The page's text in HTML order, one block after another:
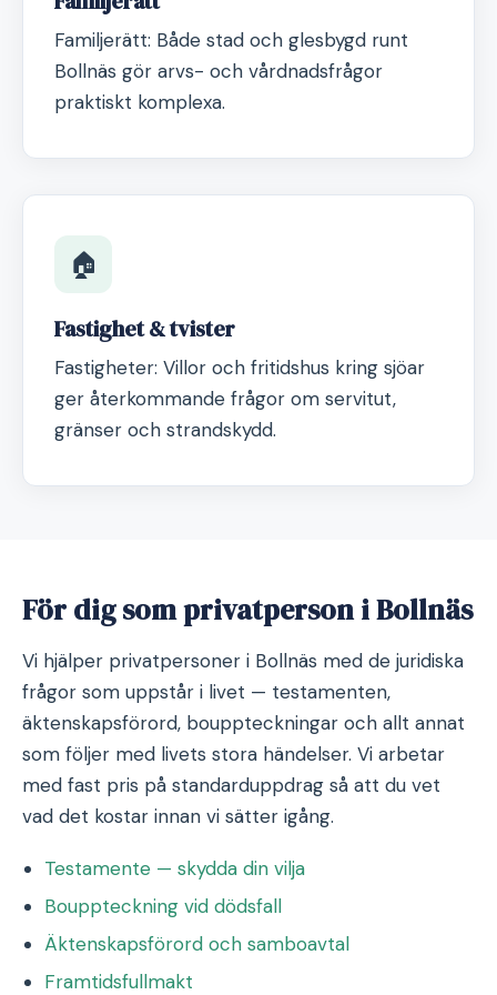
Familjerätt: Både stad och glesbygd runt
Bollnäs gör arvs- och vårdnadsfrågor
praktiskt komplexa.
🏠
Fastighet & tvister
Fastigheter: Villor och fritidshus kring sjöar
ger återkommande frågor om servitut,
gränser och strandskydd.
För dig som privatperson i Bollnäs
Vi hjälper privatpersoner i Bollnäs med de juridiska
frågor som uppstår i livet — testamenten,
äktenskapsförord, bouppteckningar och allt annat
som följer med livets stora händelser. Vi arbetar
med fast pris på standarduppdrag så att du vet
vad det kostar innan vi sätter igång.
Testamente — skydda din vilja
Bouppteckning vid dödsfall
Äktenskapsförord och samboavtal
Framtidsfullmakt